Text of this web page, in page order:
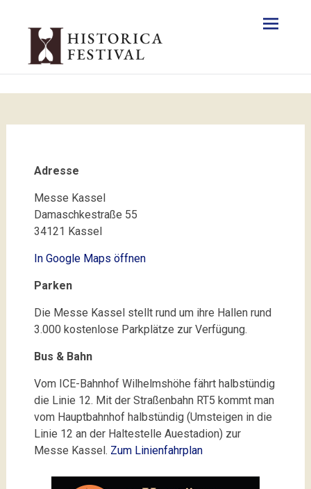
Adresse
Messe Kassel
Damaschkestraße 55
34121 Kassel
In Google Maps öffnen
Parken
Die Messe Kassel stellt rund um ihre Hallen rund
3.000 kostenlose Parkplätze zur Verfügung.
Bus & Bahn
Vom ICE-Bahnhof Wilhelmshöhe fährt halbstündig
die Linie 12. Mit der Straßenbahn RT5 kommt man
vom Hauptbahnhof halbstündig (Umsteigen in die
Linie 12 an der Haltestelle Auestadion) zur
Messe Kassel. Zum Linienfahrplan